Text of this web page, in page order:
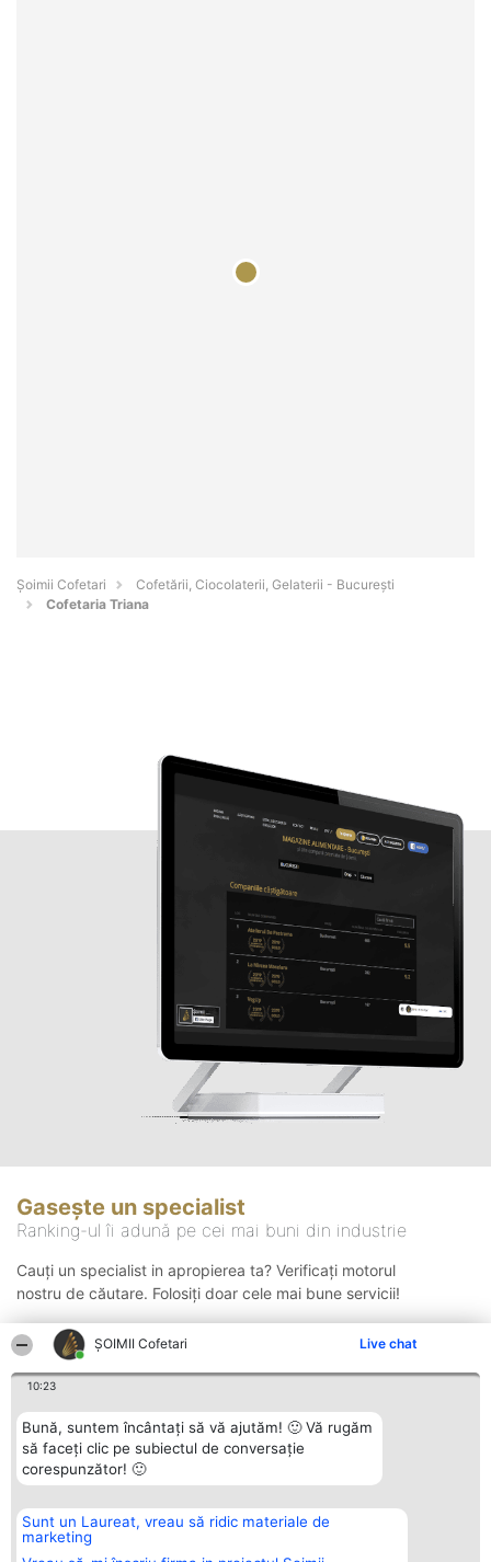
ȘOIMII Cofetari Live chat
10:23
Bună, suntem încântați să vă ajutăm! 🙂 Vă rugăm
să faceți clic pe subiectul de conversație
corespunzător! 🙂
Sunt un Laureat, vreau să ridic materiale de
marketing
Șoimii Cofetari
Cofetării, Ciocolaterii, Gelaterii - Bucureşti
Cofetaria Triana
Gasește un specialist
Ranking-ul îi adună pe cei mai buni din industrie
Cauți un specialist in apropierea ta? Verificați motorul
nostru de căutare. Folosiți doar cele mai bune servicii!
Organizator Ranking
BRIGHT SOLUTIONS BR SRL
Aleea Timisul De Sus 2 Bl. A30
Plebiscyt
Lista Tuturor
Contact